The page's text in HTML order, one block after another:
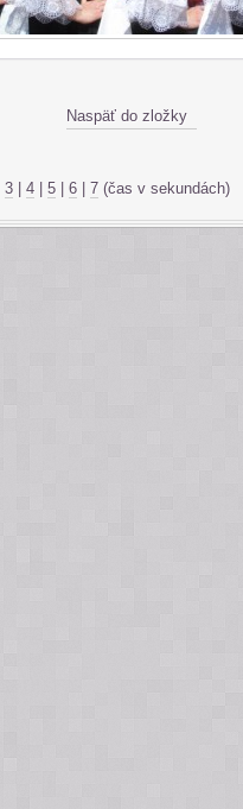
Naspäť do zložky
3 4 5 6 7 (čas v sekundách)